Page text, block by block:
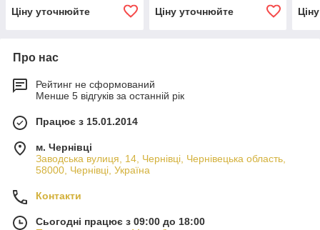
Ціну уточнюйте
Ціну уточнюйте
Про нас
Рейтинг не сформований
Менше 5 відгуків за останній рік
Працює з 15.01.2014
м. Чернівці
Заводська вулиця, 14, Чернівці, Чернівецька область,
58000, Чернівці, Україна
Контакти
Сьогодні працює з 09:00 до 18:00